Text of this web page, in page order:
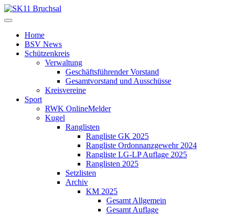
Home
BSV News
Schützenkreis
Verwaltung
Geschäftsführender Vorstand
Gesamtvorstand und Ausschüsse
Kreisvereine
Sport
RWK OnlineMelder
Kugel
Ranglisten
Rangliste GK 2025
Rangliste Ordonnanzgewehr 2024
Rangliste LG-LP Auflage 2025
Ranglisten 2025
Setzlisten
Archiv
KM 2025
Gesamt Allgemein
Gesamt Auflage